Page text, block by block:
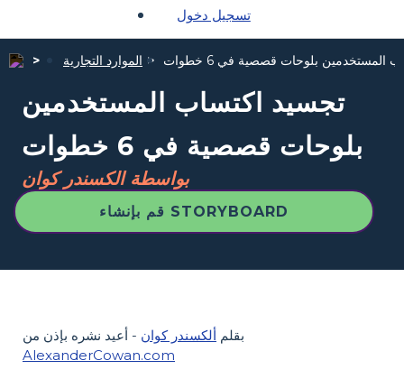
تسجيل دخول
الموارد التجارية المستخدمين بلوحات قصصية في 6 خطوات
تجسيد اكتساب المستخدمين
بلوحات قصصية في 6 خطوات
بواسطة الكسندر كوان
قم بإنشاء STORYBOARD
بقلم ألكسندر كوان - أعيد نشره بإذن من
AlexanderCowan.com